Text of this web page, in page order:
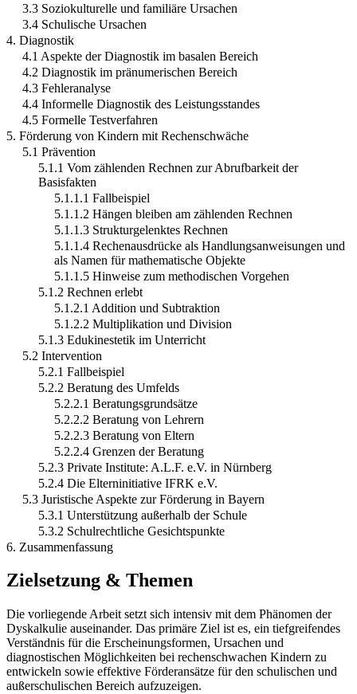
3.3 Soziokulturelle und familiäre Ursachen
3.4 Schulische Ursachen
4. Diagnostik
4.1 Aspekte der Diagnostik im basalen Bereich
4.2 Diagnostik im pränumerischen Bereich
4.3 Fehleranalyse
4.4 Informelle Diagnostik des Leistungsstandes
4.5 Formelle Testverfahren
5. Förderung von Kindern mit Rechenschwäche
5.1 Prävention
5.1.1 Vom zählenden Rechnen zur Abrufbarkeit der
Basisfakten
5.1.1.1 Fallbeispiel
5.1.1.2 Hängen bleiben am zählenden Rechnen
5.1.1.3 Strukturgelenktes Rechnen
5.1.1.4 Rechenausdrücke als Handlungsanweisungen und
als Namen für mathematische Objekte
5.1.1.5 Hinweise zum methodischen Vorgehen
5.1.2 Rechnen erlebt
5.1.2.1 Addition und Subtraktion
5.1.2.2 Multiplikation und Division
5.1.3 Edukinestetik im Unterricht
5.2 Intervention
5.2.1 Fallbeispiel
5.2.2 Beratung des Umfelds
5.2.2.1 Beratungsgrundsätze
5.2.2.2 Beratung von Lehrern
5.2.2.3 Beratung von Eltern
5.2.2.4 Grenzen der Beratung
5.2.3 Private Institute: A.L.F. e.V. in Nürnberg
5.2.4 Die Elterninitiative IFRK e.V.
5.3 Juristische Aspekte zur Förderung in Bayern
5.3.1 Unterstützung außerhalb der Schule
5.3.2 Schulrechtliche Gesichtspunkte
6. Zusammenfassung
Zielsetzung & Themen
Die vorliegende Arbeit setzt sich intensiv mit dem Phänomen der
Dyskalkulie auseinander. Das primäre Ziel ist es, ein tiefgreifendes
Verständnis für die Erscheinungsformen, Ursachen und
diagnostischen Möglichkeiten bei rechenschwachen Kindern zu
entwickeln sowie effektive Förderansätze für den schulischen und
außerschulischen Bereich aufzuzeigen.